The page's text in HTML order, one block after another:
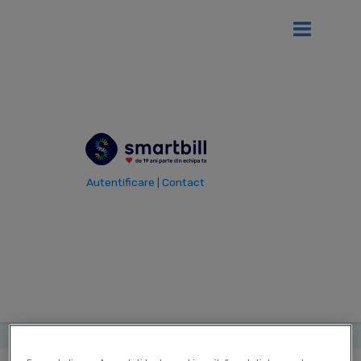
Autentificare |Contact
Vezi toti termenii